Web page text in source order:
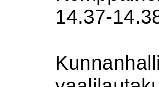
14.37-